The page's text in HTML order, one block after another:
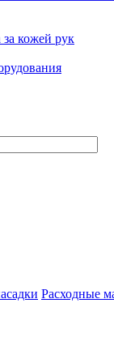
кожей рук
Расходные